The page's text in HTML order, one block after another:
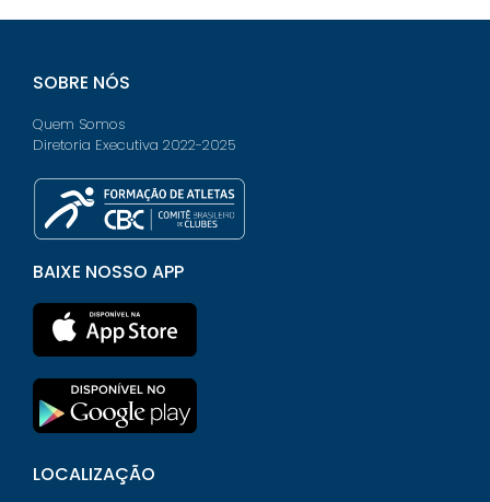
SOBRE NÓS
Quem Somos
Diretoria Executiva 2022-2025
BAIXE NOSSO APP
LOCALIZAÇÃO